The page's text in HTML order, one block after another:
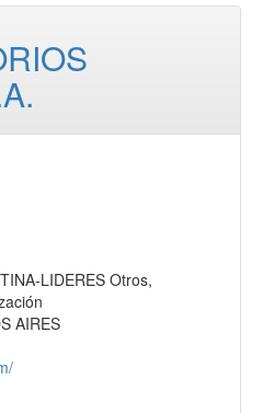
LIDERES Otros,
AIRES